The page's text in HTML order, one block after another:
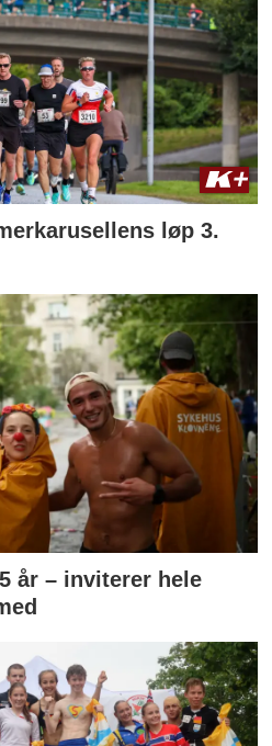
løp 3.
år – inviterer hele